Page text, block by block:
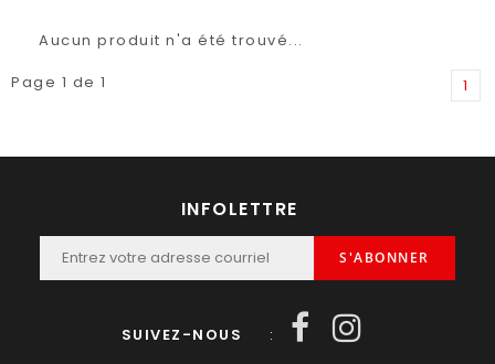
Aucun produit n'a été trouvé...
Page 1 de 1
1
INFOLETTRE
S'ABONNER
SUIVEZ-NOUS :